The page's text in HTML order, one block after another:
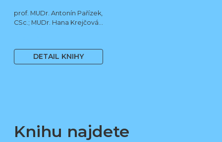
prof. MUDr. Antonín Pařízek,
CSc.; MUDr. Hana Krejčová,
Tomáš Honzík, Ph.D. a kol.
DETAIL KNIHY
Knihu najdete